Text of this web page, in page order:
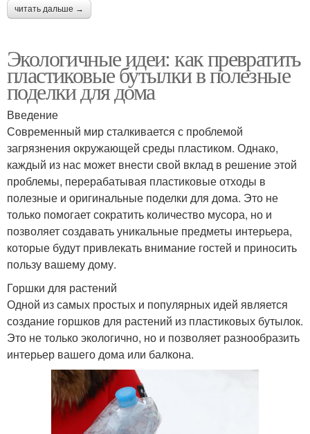
читать дальше →
Экологичные идеи: как превратить
пластиковые бутылки в полезные
поделки для дома
Введение
Современный мир сталкивается с проблемой
загрязнения окружающей среды пластиком. Однако,
каждый из нас может внести свой вклад в решение этой
проблемы, перерабатывая пластиковые отходы в
полезные и оригинальные поделки для дома. Это не
только помогает сократить количество мусора, но и
позволяет создавать уникальные предметы интерьера,
которые будут привлекать внимание гостей и приносить
пользу вашему дому.
Горшки для растений
Одной из самых простых и популярных идей является
создание горшков для растений из пластиковых бутылок.
Это не только экологично, но и позволяет разнообразить
интерьер вашего дома или балкона.